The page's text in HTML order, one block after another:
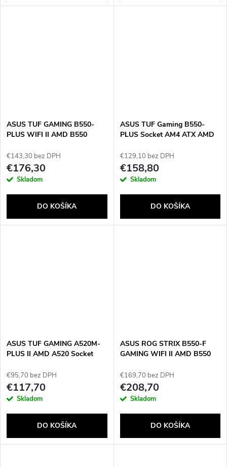
ASUS TUF GAMING B550-
PLUS WIFI II AMD B550
€143,30 bez DPH
€176,30
Skladom
DO KOŠÍKA
ASUS TUF Gaming B550-
PLUS Socket AM4 ATX AMD
€129,10 bez DPH
€158,80
Skladom
DO KOŠÍKA
ASUS TUF GAMING A520M-
PLUS II AMD A520 Socket
€95,70 bez DPH
€117,70
Skladom
DO KOŠÍKA
ASUS ROG STRIX B550-F
GAMING WIFI II AMD B550
€169,70 bez DPH
€208,70
Skladom
DO KOŠÍKA